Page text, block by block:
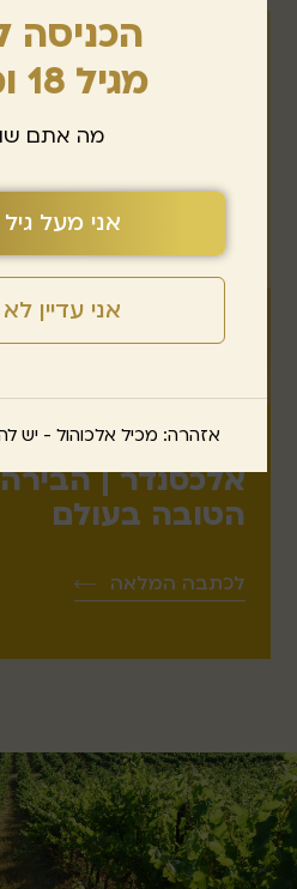
אלכסנדר |
הטובה בעולם
לכתבה המלאה
הכניסה
מגיל 18 ומעלה
מה אתם
אני מעל גיל 18
אני עדיין לא 18
אזהרה: מכיל אלכוהול - יש